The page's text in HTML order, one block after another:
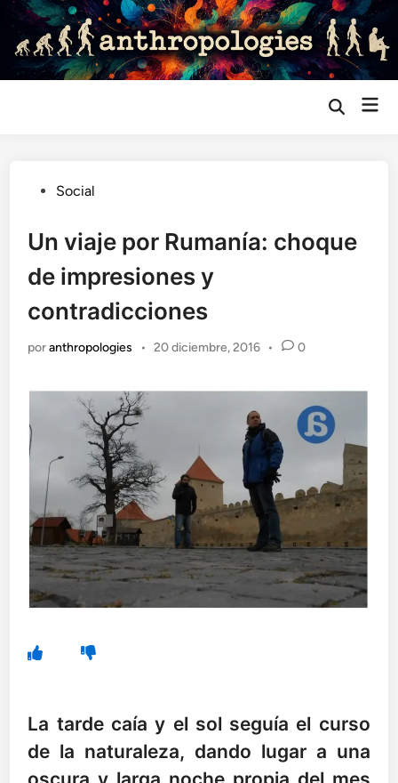
Saltar
contenido
Abrir
Publicado
Social
Un viaje por Rumanía: choque
de impresiones y
contradicciones
poranthropologies • 20 diciembre, 2016 • 0
La tarde caía y el sol seguía el curso
de la naturaleza, dando lugar a una